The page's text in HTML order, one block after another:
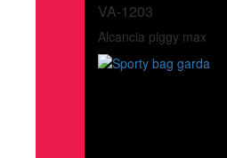
VA-1203
Alcancia piggy max